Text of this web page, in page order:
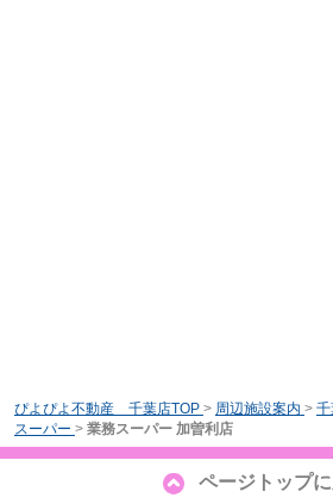
ぴよぴよ不動産 千葉店TOP > 周辺施設案内 > 千
スーパー > 業務スーパー 加曽利店
ページトップ